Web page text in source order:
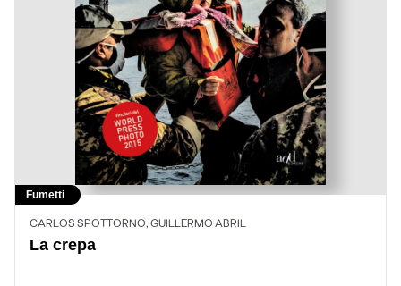
Fumetti
CARLOS SPOTTORNO, GUILLERMO ABRIL
La crepa